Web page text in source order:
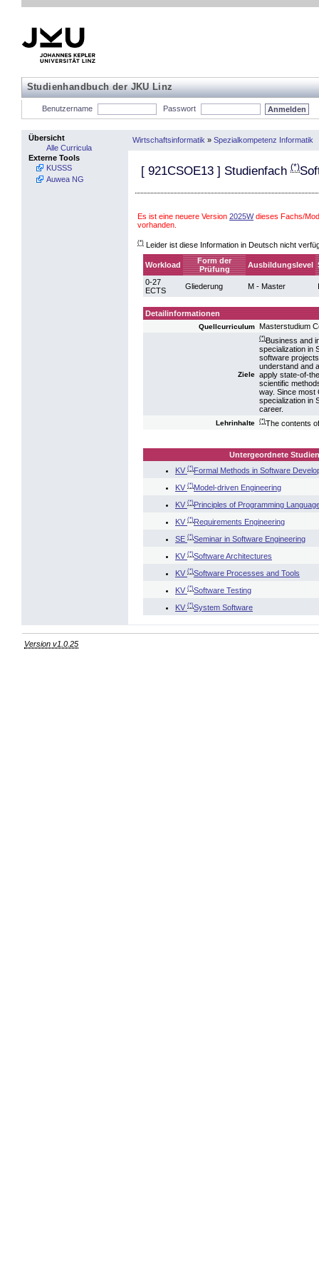
Studienhandbuch der JKU Linz
Benutzername Passwort
Übersicht
Alle Curricula
Externe Tools
KUSSS
Auwea NG
Wirtschaftsinformatik » Spezialkompetenz Informatik
[ 921CSOE13 ] Studienfach (*)
Es ist eine neuere Version 2025Wdieses Fachs/
vorhanden.
(*) Leider ist diese Information in Deutsch nicht
Workload
Form der
Prüfung
Ausbildungslevel
0-27
ECTS
Gliederung M - Master
Detailinformationen
Quellcurriculum Masterstudium
Ziele
(*)Business and
specialization in
software
understand and
apply state-of-
scientific
way. Since most
specialization in
career.
Lehrinhalte (*)The contents
Untergeordnete
KV (*)Formal Methods in Software
KV (*)Model-driven Engineering
KV (*)Principles of Programming
KV (*)Requirements Engineering
SE (*)Seminar in Software Engineering
KV (*)Software Architectures
KV (*)Software Processes and Tools
KV (*)Software Testing
KV (*)System Software
Version v1.0.25